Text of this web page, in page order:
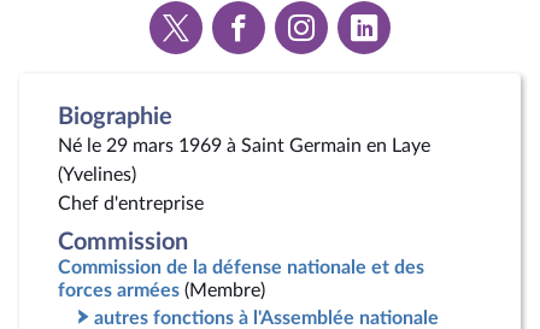
Voir
la
Voir
la
Voir
la
Voir
la
Biographie
Né le 29 mars 1969 à Saint Germain en Laye
(Yvelines)
Chef d'entreprise
Commission
Commission de la défense nationale et des
forces armées (Membre)
autres fonctions à l'Assemblée nationale